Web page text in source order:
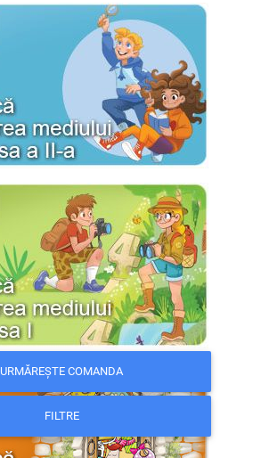
URMĂREȘTE COMANDA
FILTRE